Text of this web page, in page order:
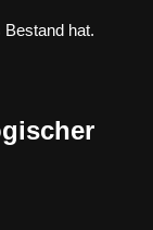
hat.